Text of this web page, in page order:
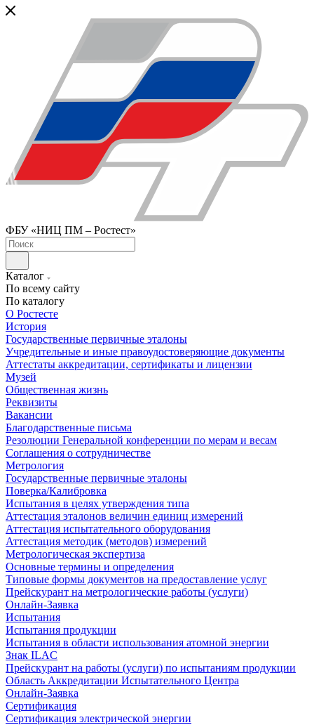
ФБУ «НИЦ ПМ – Ростест»
Каталог
По всему сайту
По каталогу
О Ростесте
История
Государственные первичные эталоны
Учредительные и иные правоудостоверяющие документы
Аттестаты аккредитации, сертификаты и лицензии
Музей
Общественная жизнь
Реквизиты
Вакансии
Благодарственные письма
Резолюции Генеральной конференции по мерам и весам
Соглашения о сотрудничестве
Метрология
Государственные первичные эталоны
Поверка/Калибровка
Испытания в целях утверждения типа
Аттестация эталонов величин единиц измерений
Аттестация испытательного оборудования
Аттестация методик (методов) измерений
Метрологическая экспертиза
Основные термины и определения
Типовые формы документов на предоставление услуг
Прейскурант на метрологические работы (услуги)
Онлайн-Заявка
Испытания
Испытания продукции
Испытания в области использования атомной энергии
Знак ILAC
Прейскурант на работы (услуги) по испытаниям продукции
Область Аккредитации Испытательного Центра
Онлайн-Заявка
Сертификация
Сертификация электрической энергии